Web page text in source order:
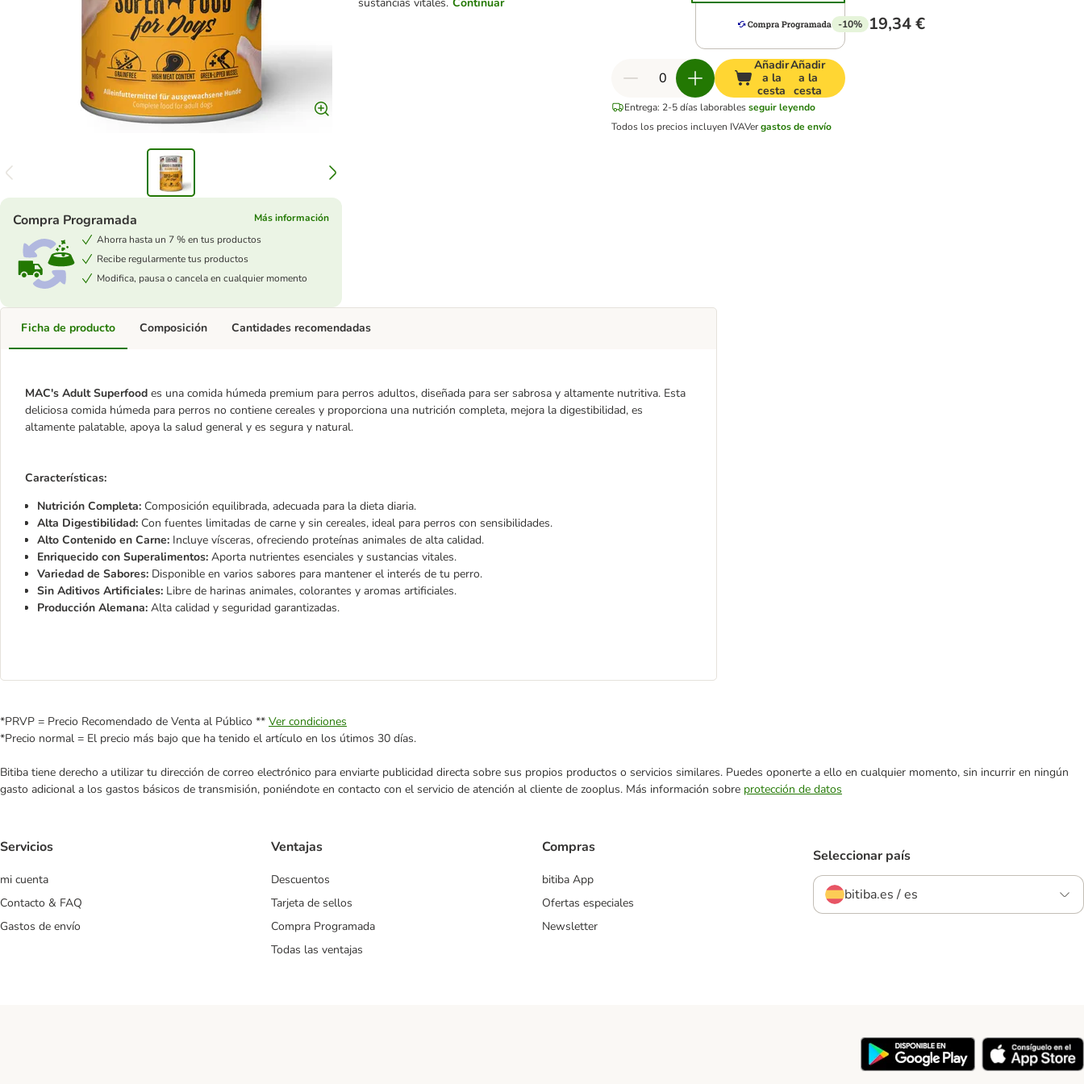
Compra Programada
Más información
Ahorra hasta un 7 % en tus productos
Recibe regularmente tus productos
Modifica, pausa o cancela en cualquier momento
-10% 19,34 €
Añadir
a la
cesta
Añadir
a la
cesta
Entrega: 2-5 días laborablesseguir leyendo
Todos los precios incluyen IVAVergastos de envío
Ficha de producto
MAC's Adult Superfood es una comida húmeda premium para perros adultos, diseñada para ser sabrosa y altamente nutritiva. Esta
deliciosa comida húmeda para perros no contiene cereales y proporciona una nutrición completa, mejora la digestibilidad, es
altamente palatable, apoya la salud general y es segura y natural.
Características:
Nutrición Completa: Composición equilibrada, adecuada para la dieta diaria.
Alta Digestibilidad: Con fuentes limitadas de carne y sin cereales, ideal para perros con sensibilidades.
Alto Contenido en Carne: Incluye vísceras, ofreciendo proteínas animales de alta calidad.
Enriquecido con Superalimentos: Aporta nutrientes esenciales y sustancias vitales.
Variedad de Sabores: Disponible en varios sabores para mantener el interés de tu perro.
Sin Aditivos Artificiales: Libre de harinas animales, colorantes y aromas artificiales.
Producción Alemana: Alta calidad y seguridad garantizadas.
Composición Cantidades recomendadas
*PRVP = Precio Recomendado de Venta al Público ** Ver condiciones
*Precio normal = El precio más bajo que ha tenido el artículo en los útimos 30 días.
Bitiba tiene derecho a utilizar tu dirección de correo electrónico para enviarte publicidad directa sobre sus propios productos o servicios similares. Puedes oponerte a ello en cualquier momento, sin incurrir en ningún
gasto adicional a los gastos básicos de transmisión, poniéndote en contacto con el servicio de atención al cliente de zooplus. Más información sobre protección de datos
Servicios
mi cuenta
Contacto & FAQ
Gastos de envío
Ventajas
Descuentos
Tarjeta de sellos
Compra Programada
Todas las ventajas
Compras
bitiba App
Ofertas especiales
Newsletter
Seleccionar país
bitiba.es / es